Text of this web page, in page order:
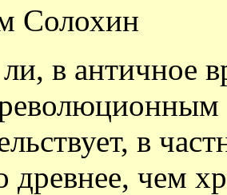
Солохин
ли, в античное
в
древнее, чем